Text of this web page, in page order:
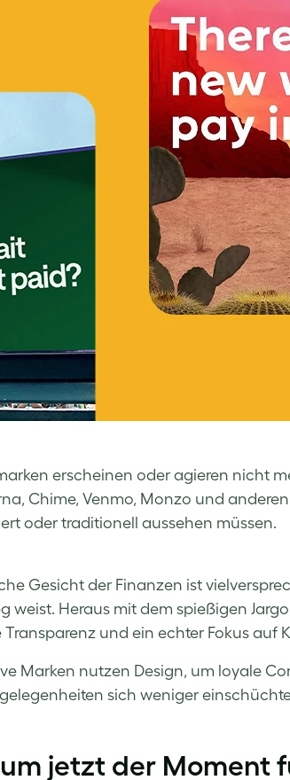
erscheinen oder agieren nicht
Chime, Venmo, Monzo und
oder traditionell aussehen müssen.
Gesicht der Finanzen ist
weist. Heraus mit dem spießigen
Transparenz und ein echter Fokus auf
Marken nutzen Design, um loyale
sich weniger
jetzt der Moment